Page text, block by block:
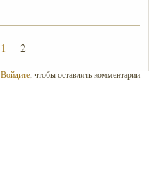
1 2
Войдите, чтобы оставлять комментарии